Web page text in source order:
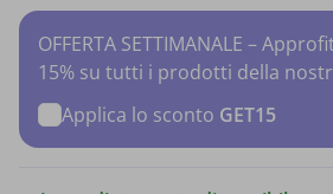
OFFERTA SETTIMANALE –
15% su tutti i prodotti della
Applica lo sconto GET15